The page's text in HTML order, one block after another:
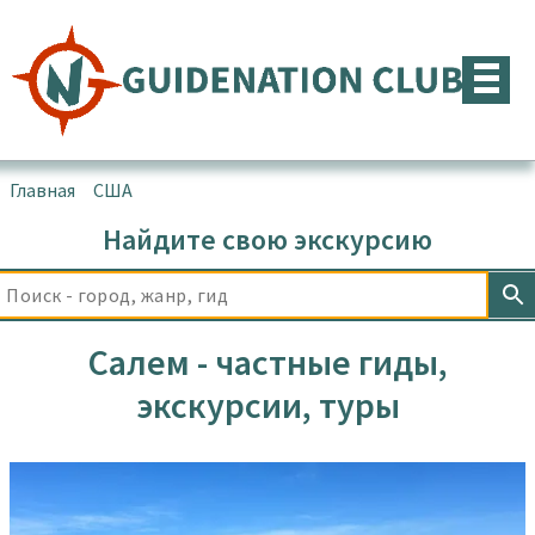
содержимому
Главная США
Найдите свою экскурсию
Салем - частные гиды,
экскурсии, туры